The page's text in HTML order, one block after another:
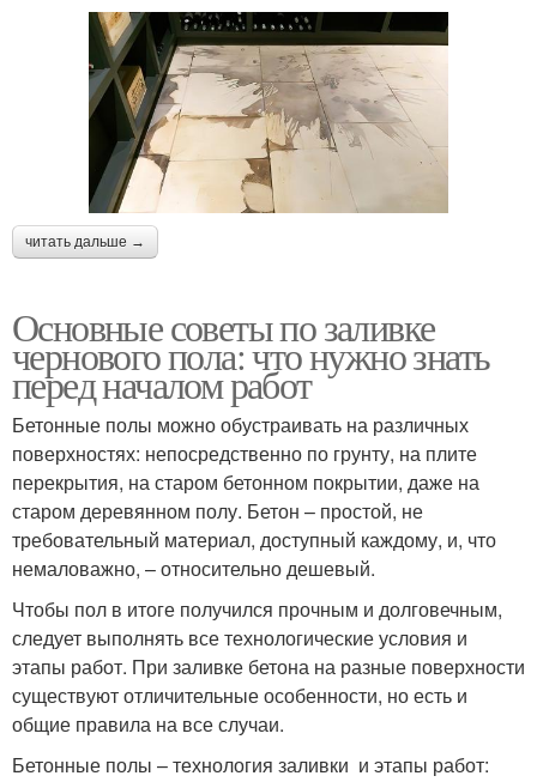
читать дальше →
Основные советы по заливке
чернового пола: что нужно знать
перед началом работ
Бетонные полы можно обустраивать на различных
поверхностях: непосредственно по грунту, на плите
перекрытия, на старом бетонном покрытии, даже на
старом деревянном полу. Бетон – простой, не
требовательный материал, доступный каждому, и, что
немаловажно, – относительно дешевый.
Чтобы пол в итоге получился прочным и долговечным,
следует выполнять все технологические условия и
этапы работ. При заливке бетона на разные поверхности
существуют отличительные особенности, но есть и
общие правила на все случаи.
Бетонные полы – технология заливки и этапы работ: